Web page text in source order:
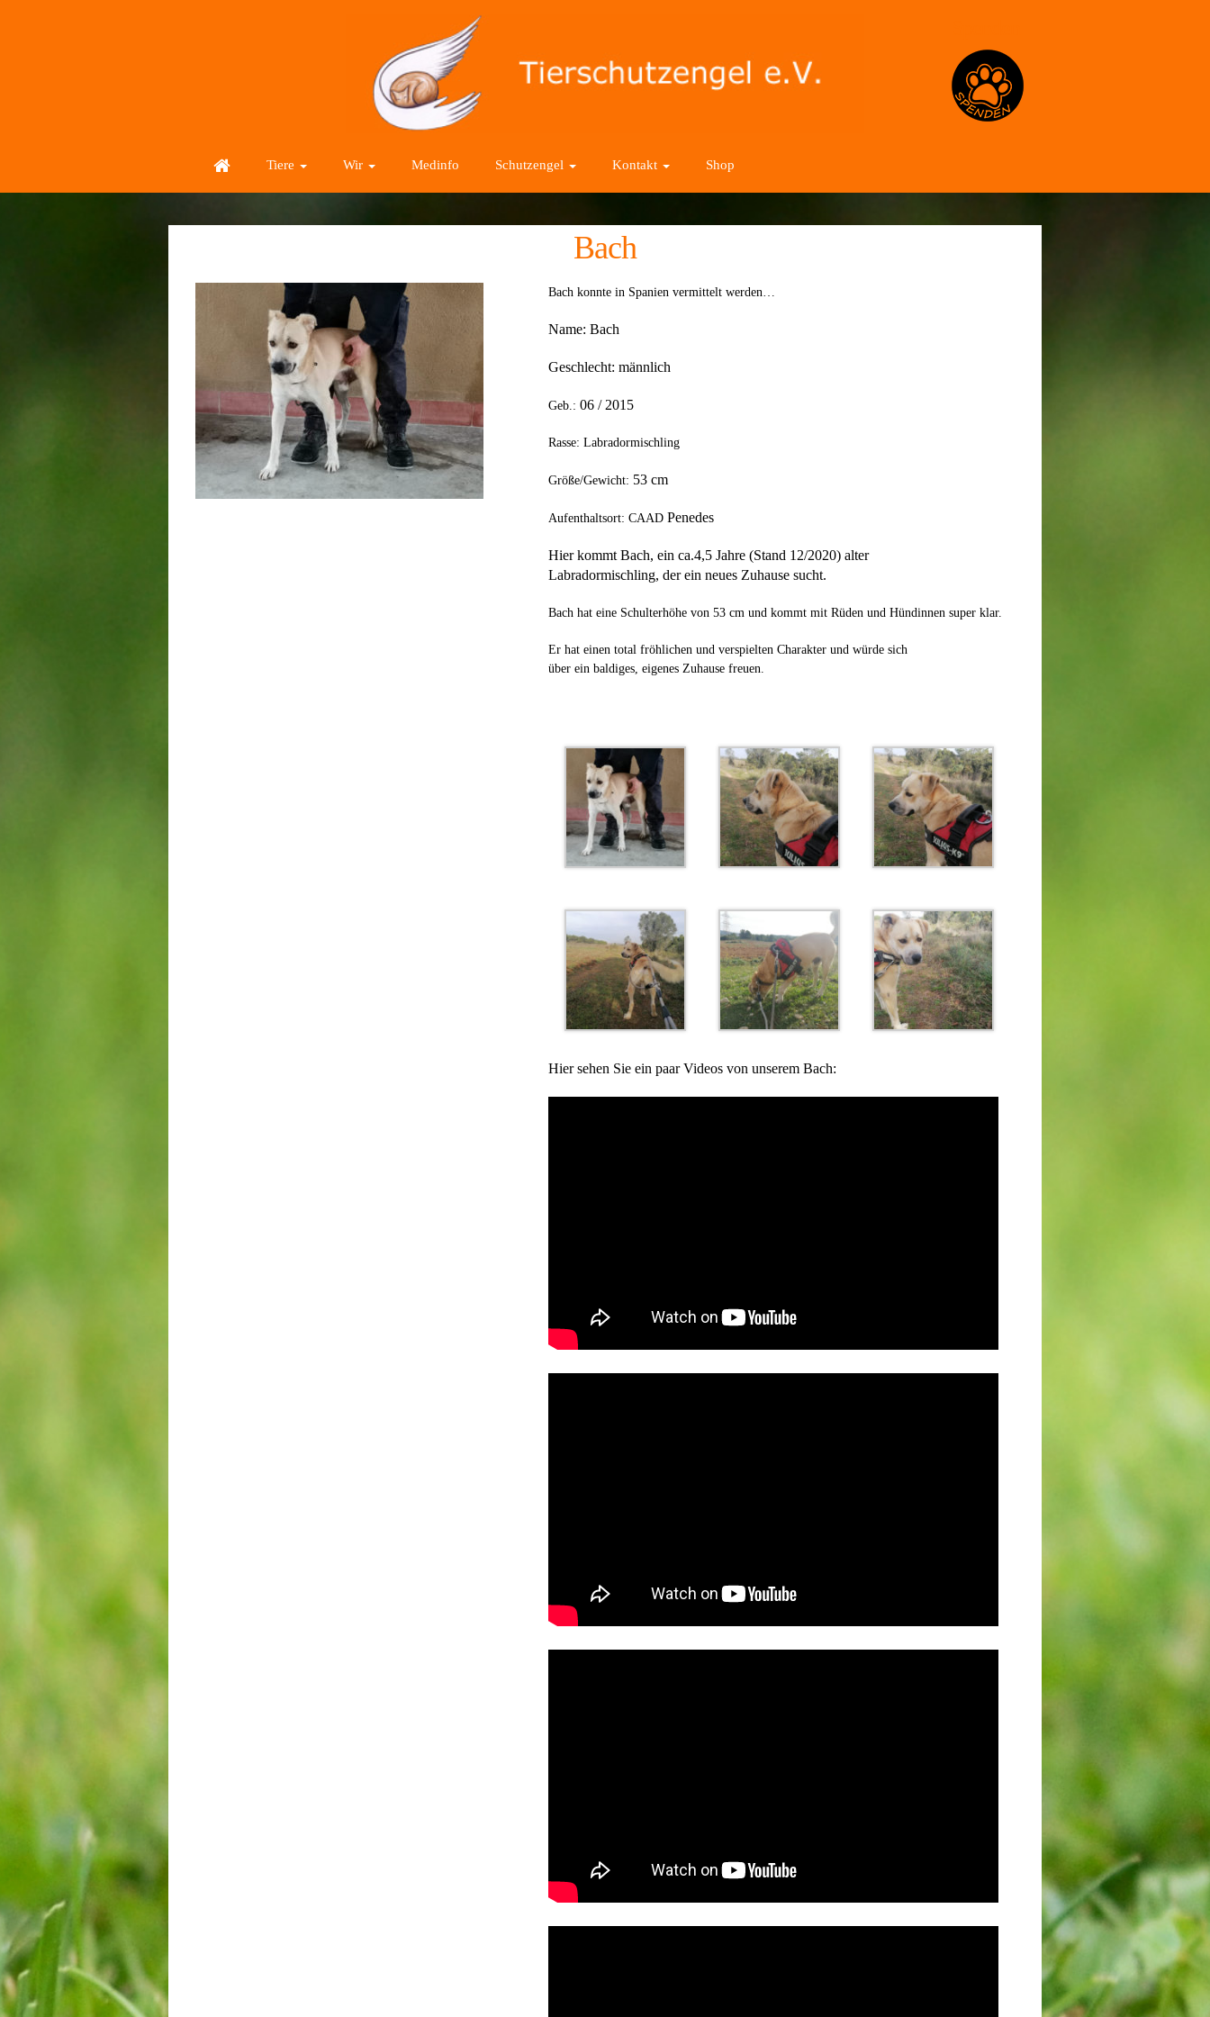
Tiere Wir Medinfo Schutzengel Kontakt Shop
Bach
Bach konnte in Spanien vermittelt werden…
Name: Bach
Geschlecht: männlich
Geb.: 06/ 201 5
Rasse: Labradormischling
Größe/Gewicht: 53 cm
Aufenthaltsort: CAAD Penedes
Hier kommt Bach, ein ca.4,5 Jahre (Stand 12/2020) alter
Labradormischling, der ein neues Zuhause sucht.
Bach hat eine Schulterhöhe von 53 cm und kommt mit Rüden und Hündinnen super klar.
Er hat einen total fröhlichen und verspielten Charakter und würde sich
über ein baldiges, eigenes Zuhause freuen.
Hier sehen Sie ein paar Videos von unserem Bach: